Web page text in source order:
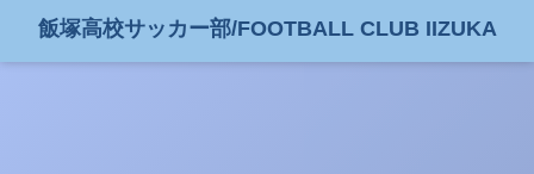
飯塚高校サッカー部/FOOTBALL CLUB IIZUKA